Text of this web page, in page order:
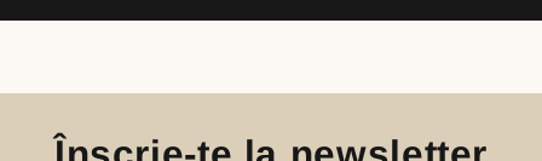
Loading...